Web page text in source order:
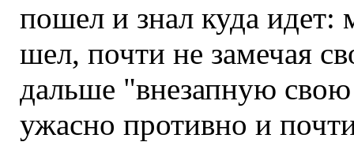
пошел и знал куда идет:
шел, почти не замечая
дальше "внезапную
ужасно противно и